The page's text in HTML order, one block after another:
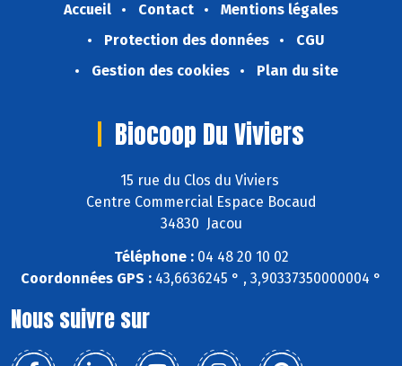
Accueil Contact
Mentions légales
Protection des données
CGU
Gestion des cookies
Plan du site
Biocoop Du Viviers
15 rue du Clos du Viviers
Centre Commercial Espace Bocaud
34830 Jacou
Téléphone :04 48 20 10 02
Coordonnées GPS : 43,6636245 ° , 3,90337350000004 °
Nous suivre sur